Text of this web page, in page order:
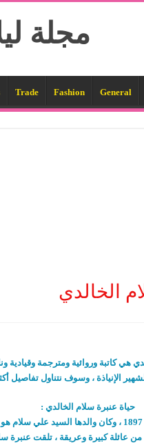
مجلة
General
Fashion
Trade
الخالدي
هي كاتبة وروائية ومترجمة وقيادية
الإنياذة ، وسوف نتناول تفاصيل
حياة عنبرة سلام الخالدي :
– ولدت عنبرة سلام الخالدي في بيروت عام 1897 ، وكان
من عائلة كبيرة وعريقة ، تلقت عنبرة